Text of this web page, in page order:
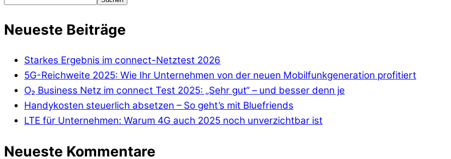
Neueste Beiträge
Starkes Ergebnis im connect-Netztest 2026
5G-Reichweite 2025: Wie Ihr Unternehmen von der neuen Mobilfunkgeneration profitiert
O₂ Business Netz im connect Test 2025: „Sehr gut“ – und besser denn je
Handykosten steuerlich absetzen – So geht’s mit Bluefriends
LTE für Unternehmen: Warum 4G auch 2025 noch unverzichtbar ist
Neueste Kommentare